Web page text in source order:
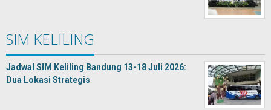
SIM KELILING
Jadwal SIM Keliling Bandung 13-18 Juli 2026:
Dua Lokasi Strategis